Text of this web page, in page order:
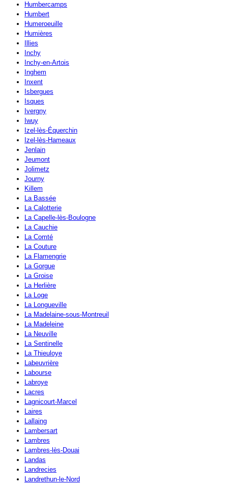
Humbercamps
Humbert
Humeroeuille
Humières
Illies
Inchy
Inchy-en-Artois
Inghem
Inxent
Isbergues
Isques
Ivergny
Iwuy
Izel-lès-Équerchin
Izel-lès-Hameaux
Jenlain
Jeumont
Jolimetz
Journy
Killem
La Bassée
La Calotterie
La Capelle-lès-Boulogne
La Cauchie
La Comté
La Couture
La Flamengrie
La Gorgue
La Groise
La Herlière
La Loge
La Longueville
La Madelaine-sous-Montreuil
La Madeleine
La Neuville
La Sentinelle
La Thieuloye
Labeuvrière
Labourse
Labroye
Lacres
Lagnicourt-Marcel
Laires
Lallaing
Lambersart
Lambres
Lambres-lès-Douai
Landas
Landrecies
Landrethun-le-Nord